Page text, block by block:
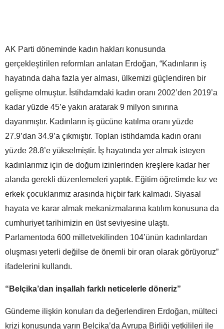
AK Parti döneminde kadın hakları konusunda
gerçekleştirilen reformları anlatan Erdoğan, “Kadınların iş
hayatında daha fazla yer alması, ülkemizi güçlendiren bir
gelişme olmuştur. İstihdamdaki kadın oranı 2002’den 2019’a
kadar yüzde 45’e yakın aratarak 9 milyon sınırına
dayanmıştır. Kadınların iş gücüne katılma oranı yüzde
27.9’dan 34.9’a çıkmıştır. Toplan istihdamda kadın oranı
yüzde 28.8’e yükselmiştir. İş hayatında yer almak isteyen
kadınlarımız için de doğum izinlerinden kreşlere kadar her
alanda gerekli düzenlemeleri yaptık. Eğitim öğretimde kız ve
erkek çocuklarımız arasında hiçbir fark kalmadı. Siyasal
hayata ve karar almak mekanizmalarına katılım konusuna da
cumhuriyet tarihimizin en üst seviyesine ulaştı.
Parlamentoda 600 milletvekilinden 104’ünün kadınlardan
oluşması yeterli değilse de önemli bir oran olarak görüyoruz”
ifadelerini kullandı.
“Belçika’dan inşallah farklı neticelerle döneriz”
Gündeme ilişkin konuları da değerlendiren Erdoğan, mülteci
krizi konusunda yarın Belçika’da Avrupa Birliği yetkilileri ile